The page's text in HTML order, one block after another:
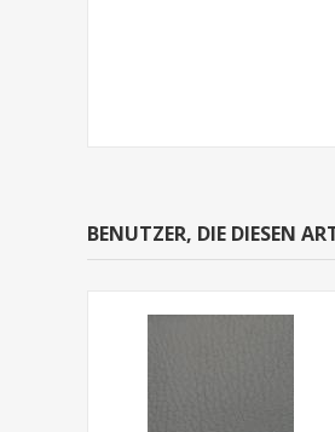
BENUTZER, DIE DIESEN